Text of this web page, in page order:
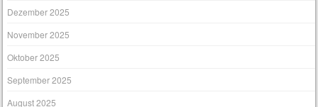
Dezember 2025
November 2025
Oktober 2025
September 2025
August 2025